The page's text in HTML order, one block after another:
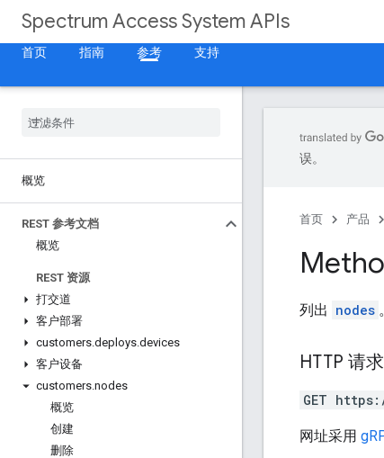
Spectrum Access System APIs
首页
指南 参考 支持
概览
REST 参考文档
概览
REST 资源
打交道
客户部署
customers.deploys.devices
客户设备
customers.nodes
概览
创建
删除
误。
首页 产品
列出 nodes 。
HTTP 请求
GET
网址采用